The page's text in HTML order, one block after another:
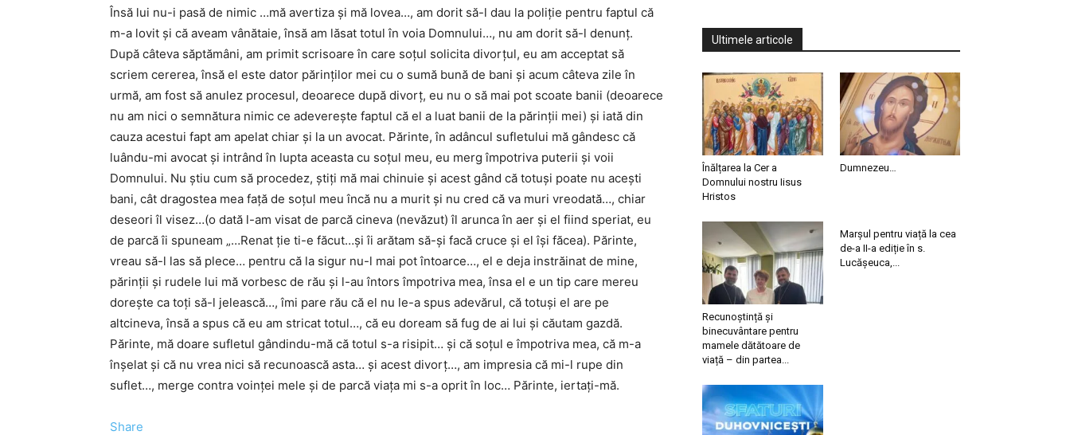
Însă lui nu-i pasă de nimic …mă avertiza şi mă lovea…, am dorit să-l dau la poliţie pentru faptul că
m-a lovit şi că aveam vânătaie, însă am lăsat totul în voia Domnului…, nu am dorit să-l denunţ.
După câteva săptămâni, am primit scrisoare în care soţul solicita divorţul, eu am acceptat să
scriem cererea, însă el este dator părinţilor mei cu o sumă bună de bani şi acum câteva zile în
urmă, am fost să anulez procesul, deoarece după divorţ, eu nu o să mai pot scoate banii (deoarece
nu am nici o semnătura nimic ce adevereşte faptul că el a luat banii de la părinţii mei) şi iată din
cauza acestui fapt am apelat chiar şi la un avocat. Părinte, în adâncul sufletului mă gândesc că
luându-mi avocat şi intrând în lupta aceasta cu soţul meu, eu merg împotriva puterii şi voii
Domnului. Nu ştiu cum să procedez, ştiţi mă mai chinuie şi acest gând că totuşi poate nu aceşti
bani, cât dragostea mea faţă de soţul meu încă nu a murit şi nu cred că va muri vreodată…, chiar
deseori îl visez…(o dată l-am visat de parcă cineva (nevăzut) îl arunca în aer şi el fiind speriat, eu
de parcă îi spuneam „…Renat ţie ti-e făcut…şi îi arătam să-şi facă cruce şi el îşi făcea). Părinte,
vreau să-l las să plece… pentru că la sigur nu-l mai pot întoarce…, el e deja instrăinat de mine,
părinţii şi rudele lui mă vorbesc de rău şi l-au întors împotriva mea, însa el e un tip care mereu
doreşte ca toţi să-l jelească…, îmi pare rău că el nu le-a spus adevărul, că totuşi el are pe
altcineva, însă a spus că eu am stricat totul…, că eu doream să fug de ai lui şi căutam gazdă.
Părinte, mă doare sufletul gândindu-mă că totul s-a risipit… şi că soţul e împotriva mea, că m-a
înşelat şi că nu vrea nici să recunoască asta… şi acest divorţ…, am impresia că mi-l rupe din
suflet…, merge contra voinţei mele şi de parcă viaţa mi s-a oprit în loc… Părinte, iertaţi-mă.
Share
Ultimele articole
Înălțarea la Cer a
Domnului nostru Iisus
Hristos
Dumnezeu…
Recunoștință și
binecuvântare pentru
mamele dătătoare de
viață – din partea...
Marșul pentru viață la cea
de-a II-a ediție în s.
Lucășeuca,...